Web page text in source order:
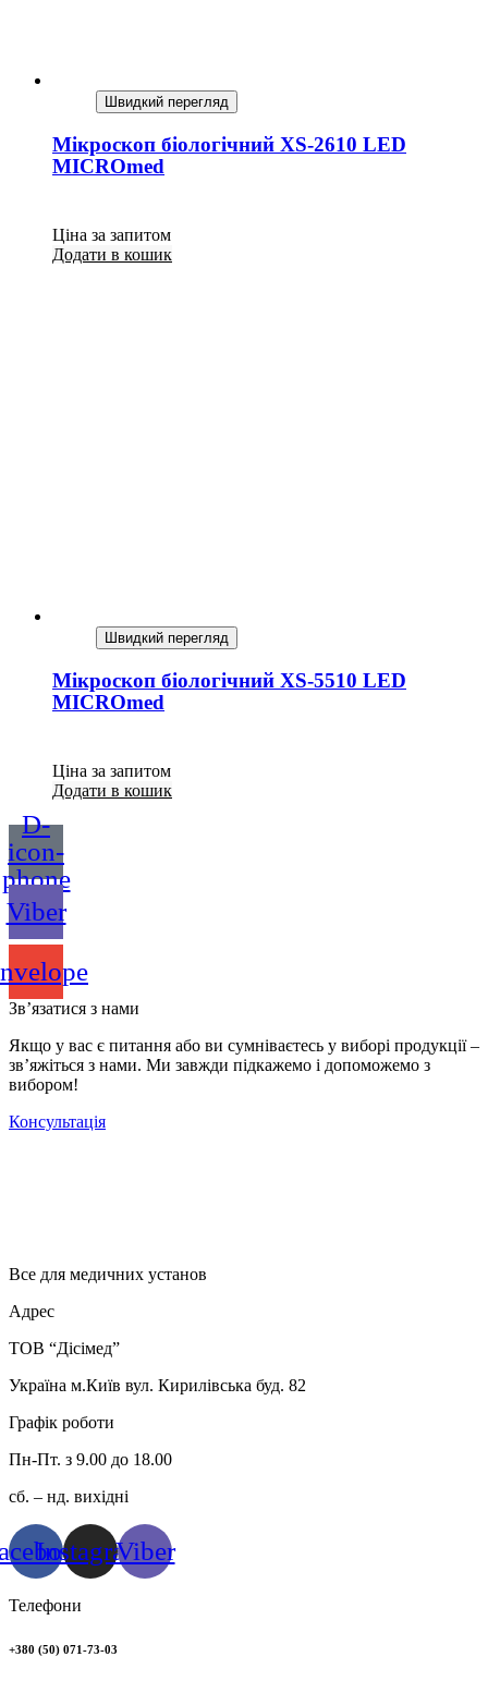
Швидкий перегляд
Мікроскоп біологічний XS-2610 LED
MICROmed
Ціна за запитом
Додати в кошик
Швидкий перегляд
Мікроскоп біологічний XS-5510 LED
MICROmed
Ціна за запитом
Додати в кошик
D-
icon-
phone
Viber
Зв’язатися з нами
Якщо у вас є питання або ви сумніваєтесь у виборі продукції –
зв’яжіться з нами. Ми завжди підкажемо і допоможемо з
вибором!
Консультація
Все для медичних установ
Адрес
ТОВ “Дісімед”
Україна м.Київ вул. Кирилівська буд. 82
Графік роботи
Пн-Пт. з 9.00 до 18.00
сб. – нд. вихідні
InstagramViber
Телефони
+380 (50) 071-73-03